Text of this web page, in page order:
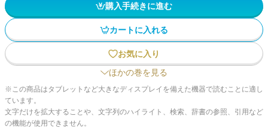
購入手続きに進む
カートに入れる
お気に入り
ほかの巻を見る
※この商品はタブレットなど大きなディスプレイを備えた機器で読むことに適し
ています。
文字だけを拡大することや、文字列のハイライト、検索、辞書の参照、引用など
の機能が使用できません。